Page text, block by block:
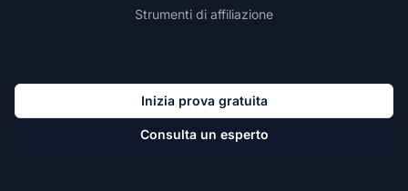
Strumenti di affiliazione
Inizia prova gratuita
Consulta un esperto